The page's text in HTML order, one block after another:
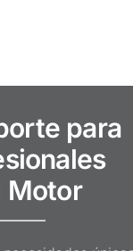
para
Motor